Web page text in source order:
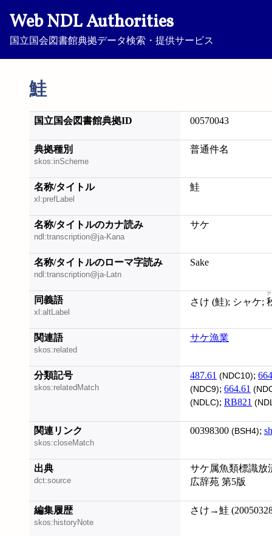
Web NDL Authorities
国立国会図書館典拠データ検索・提供サービス
鮭
国立国会図書館典拠ID 00570043
典拠種別
skos:inScheme
普通件名
名称/タイトル
xl:prefLabel
鮭
名称/タイトルのカナ読み
ndl:transcription@ja-Kana
サケ
名称/タイトルのローマ字読み
ndl:transcription@ja-Latn
Sake
同義語
xl:altLabel
さけ (鮭); シャケ;
関連語
skos:related
サケ漁業
分類記号
skos:relatedMatch
487.61 (NDC10);
(NDC9); 664.61
(NDLC); RB821
関連リンク
skos:closeMatch
00398300 (BSH4);
出典
dct:source
サケ属魚類標識放
広辞苑 第5版
編集履歴
skos:historyNote
さけ→鮭